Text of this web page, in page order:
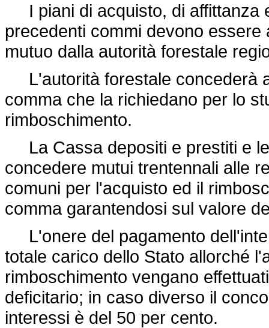
I piani di acquisto, di affittanza
precedenti commi devono
mutuo dalla autorità forestale
L'autorità forestale concederà
comma che la richiedano per lo
rimboschimento.
La Cassa depositi e prestiti e
concedere mutui trentennali alle
comuni per l'acquisto ed il
comma garantendosi sul valore
L'onere del pagamento
totale carico dello Stato allorché
rimboschimento vengano
deficitario; in caso diverso il
interessi è del 50 per cento.